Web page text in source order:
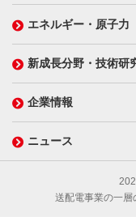
エネルギー・原子力
新成長分野・技術研
企業情報
ニュース
送配電事業の一層